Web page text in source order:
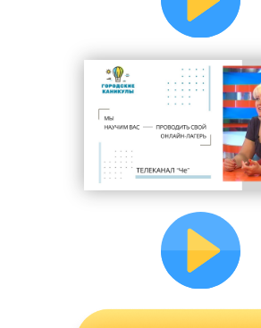
Доступ в закрытый чат
партнеров, обмен
Вашими коллегами из
городов и стран СНГ
Возможность найти
в свой бизнес среди
Поддержка от юриста
любому вопросу
Возможность
свои гипотезы и проекты
помощью средств,